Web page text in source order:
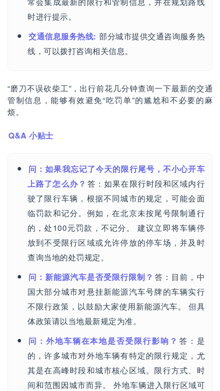
时进行提示。
交通信息服务热线: 部分城市提供交通咨询服务热
线，可以拨打咨询相关信息。
“磨刀不误砍柴工”，出行前花几分钟查询一下最新的交通
管制信息，能够有效避免“吃罚单”的尴尬和不必要的麻
烦。
Q&A 小贴士
问：如果我忘记了今天的限行尾号，不小心开车
上路了怎么办？ 答：如果在限行时段和区域内行
驶了限行车辆，根据不同城市的规定，可能会面
临罚款和记分。例如，在北京未按尾号限制通行
的，处100元罚款，不记分。 建议立即将车辆停
放到不受限行区域或允许停放的停车场，并及时
查询当地的处罚规定。
问：新能源汽车是否受限行限制？ 答：目前，中
国大部分城市对悬挂新能源汽车号牌的车辆实行
不限行政策，以鼓励大家使用新能源汽车。 但具
体政策请以当地最新规定为准。
问：外地车辆在本地是否受限行影响？ 答：是
的，许多城市对外地车辆有特定的限行规定，尤
其是在高峰时段和城市核心区域。限行方式、时
间和范围因城市而异。 外地车辆进入限行区域可